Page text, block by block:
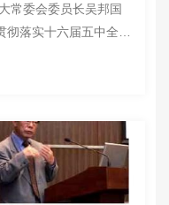
委会委员长吴邦国
落实十六届五中全会
社会主义新农村的要
...